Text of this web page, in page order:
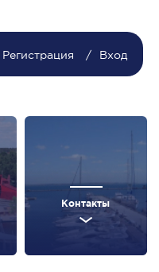
Регистрация Вход
Контакты